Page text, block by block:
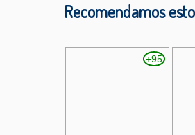
Recomendamos
+95